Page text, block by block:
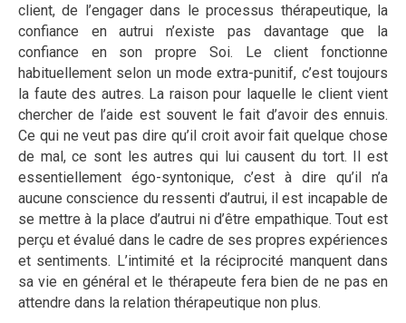
client, de l’engager dans le processus thérapeutique, la
confiance en autrui n’existe pas davantage que la
confiance en son propre Soi. Le client fonctionne
habituellement selon un mode extra-punitif, c’est toujours
la faute des autres. La raison pour laquelle le client vient
chercher de l’aide est souvent le fait d’avoir des ennuis.
Ce qui ne veut pas dire qu’il croit avoir fait quelque chose
de mal, ce sont les autres qui lui causent du tort. Il est
essentiellement égo-syntonique, c’est à dire qu’il n’a
aucune conscience du ressenti d’autrui, il est incapable de
se mettre à la place d’autrui ni d’être empathique. Tout est
perçu et évalué dans le cadre de ses propres expériences
et sentiments. L’intimité et la réciprocité manquent dans
sa vie en général et le thérapeute fera bien de ne pas en
attendre dans la relation thérapeutique non plus.